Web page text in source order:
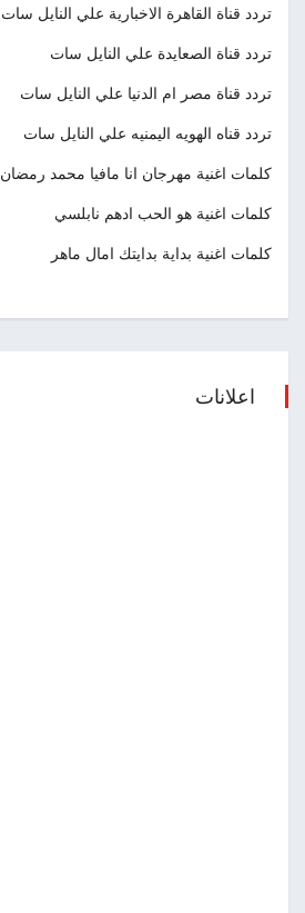
تردد قناة القاهرة الاخبارية علي النايل سات
تردد قناة الصعايدة علي النايل سات
تردد قناة مصر ام الدنيا علي النايل سات
تردد قناه الهويه اليمنيه علي النايل سات
كلمات اغنية مهرجان انا مافيا محمد رمضان
كلمات اغنية هو الحب ادهم نابلسي
كلمات اغنية بداية بدايتك امال ماهر
اعلانات